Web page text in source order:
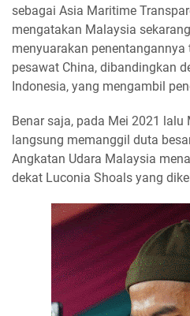
sebagai Asia Maritime
mengatakan Malaysia
menyuarakan
pesawat China, dibandingkan
Indonesia, yang mengambil
Benar saja, pada Mei 2021
langsung memanggil duta
Angkatan Udara Malaysia
dekat Luconia Shoals yang